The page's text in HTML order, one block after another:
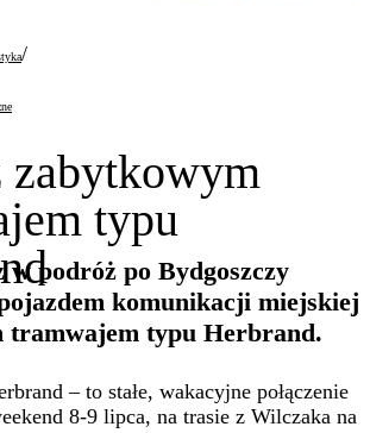
/
zabytkowym
typu
w podróż po Bydgoszczy
komunikacji miejskiej
tramwajem typu Herbrand.
– to stałe, wakacyjne połączenie
8-9 lipca, na trasie z Wilczaka na